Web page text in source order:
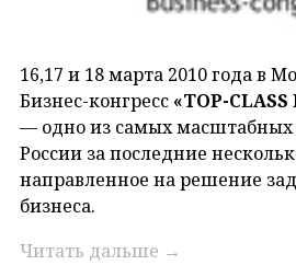
16,17 и 18 марта 2010 года в
Бизнес-конгресс «TOP-
— одно из самых масштабных
России за последние
направленное на решение
бизнеса.
Читать дальше →